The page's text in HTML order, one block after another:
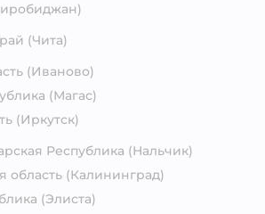
(Чита)
(Иваново)
(Магас)
(Иркутск)
Республика (Нальчик)
область (Калининград)
(Элиста)